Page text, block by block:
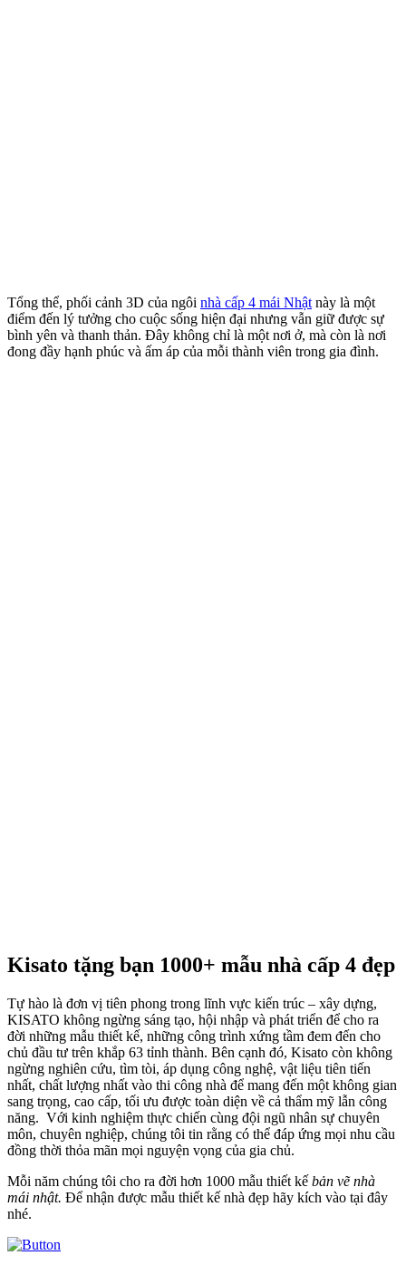
Tổng thể, phối cảnh 3D của ngôi nhà cấp 4 mái Nhật này là một
điểm đến lý tưởng cho cuộc sống hiện đại nhưng vẫn giữ được sự
bình yên và thanh thản. Đây không chỉ là một nơi ở, mà còn là nơi
đong đầy hạnh phúc và ấm áp của mỗi thành viên trong gia đình.
Kisato tặng bạn 1000+ mẫu nhà cấp 4 đẹp
Tự hào là đơn vị tiên phong trong lĩnh vực kiến trúc – xây dựng,
KISATO không ngừng sáng tạo, hội nhập và phát triển để cho ra
đời những mẫu thiết kế, những công trình xứng tầm đem đến cho
chủ đầu tư trên khắp 63 tỉnh thành. Bên cạnh đó, Kisato còn không
ngừng nghiên cứu, tìm tòi, áp dụng công nghệ, vật liệu tiên tiến
nhất, chất lượng nhất vào thi công nhà để mang đến một không gian
sang trọng, cao cấp, tối ưu được toàn diện về cả thẩm mỹ lẫn công
năng. Với kinh nghiệm thực chiến cùng đội ngũ nhân sự chuyên
môn, chuyên nghiệp, chúng tôi tin rằng có thể đáp ứng mọi nhu cầu
đồng thời thỏa mãn mọi nguyện vọng của gia chủ.
Mỗi năm chúng tôi cho ra đời hơn 1000 mẫu thiết kế bản vẽ nhà
mái nhật. Để nhận được mẫu thiết kế nhà đẹp hãy kích vào tại đây
nhé.